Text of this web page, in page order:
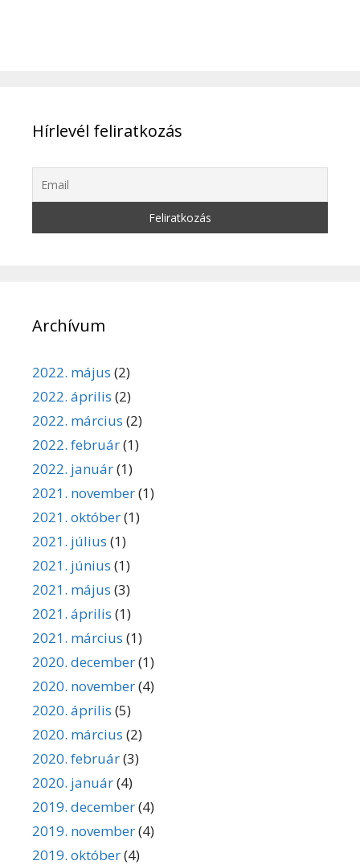
Hírlevél feliratkozás
Archívum
2022. május (2)
2022. április (2)
2022. március (2)
2022. február(1)
2022. január(1)
2021. november(1)
2021. október(1)
2021. július (1)
2021. június (1)
2021. május (3)
2021. április (1)
2021. március (1)
2020. december(1)
2020. november(4)
2020. április (5)
2020. március (2)
2020. február(3)
2020. január(4)
2019. december(4)
2019. november(4)
2019. október(4)